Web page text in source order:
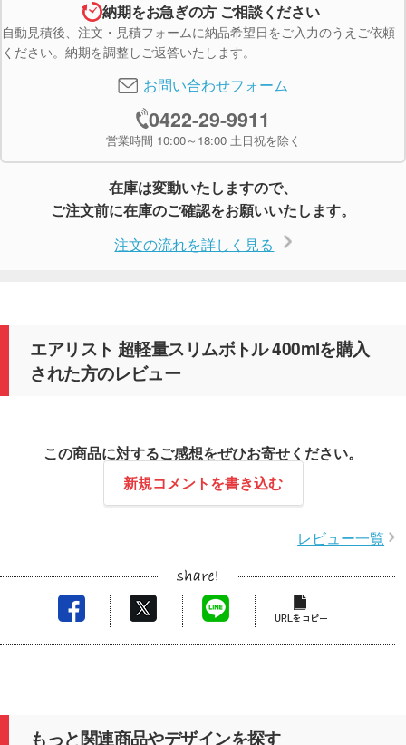
納期をお急ぎの方 ご相談ください
自動見積後、注文・見積フォームに納品希望日をご入力のうえご依頼
ください。納期を調整しご返答いたします。
お問い合わせフォーム
0422-29-9911
営業時間 10:00～18:00 土日祝を除く
在庫は変動いたしますので、
ご注文前に在庫のご確認をお願いいたします。
注文の流れを詳しく見る
エアリスト 超軽量スリムボトル 400mlを購入
された方のレビュー
この商品に対するご感想をぜひお寄せください。
新規コメントを書き込む
レビュー一覧
もっと関連商品やデザインを探す